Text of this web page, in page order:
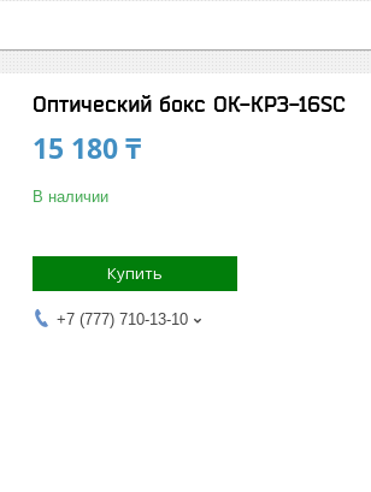
Оптический бокс ОК-КРЗ-16SC
15 180 ₸
В наличии
Купить
+7 (777) 710-13-10